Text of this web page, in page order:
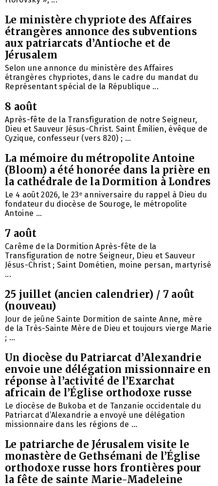
Le ministère chypriote des Affaires
étrangères annonce des subventions
aux patriarcats d’Antioche et de
Jérusalem
Selon une annonce du ministère des Affaires
étrangères chypriotes, dans le cadre du mandat du
Représentant spécial de la République ...
8 août
Après-fête de la Transfiguration de notre Seigneur,
Dieu et Sauveur Jésus-Christ. Saint Émilien, évêque de
Cyzique, confesseur (vers 820) ; ...
La mémoire du métropolite Antoine
(Bloom) a été honorée dans la prière en
la cathédrale de la Dormition à Londres
Le 4 août 2026, le 23ᵉ anniversaire du rappel à Dieu du
fondateur du diocèse de Souroge, le métropolite
Antoine ...
7 août
Carême de la Dormition Après-fête de la
Transfiguration de notre Seigneur, Dieu et Sauveur
Jésus-Christ ; Saint Dométien, moine persan, martyrisé
...
25 juillet (ancien calendrier) / 7 août
(nouveau)
Jour de jeûne Sainte Dormition de sainte Anne, mère
de la Très-Sainte Mère de Dieu et toujours vierge Marie
; ...
Un diocèse du Patriarcat d’Alexandrie
envoie une délégation missionnaire en
réponse à l’activité de l’Exarchat
africain de l’Église orthodoxe russe
Le diocèse de Bukoba et de Tanzanie occidentale du
Patriarcat d’Alexandrie a envoyé une délégation
missionnaire dans les régions de ...
Le patriarche de Jérusalem visite le
monastère de Gethsémani de l’Église
orthodoxe russe hors frontières pour
la fête de sainte Marie-Madeleine